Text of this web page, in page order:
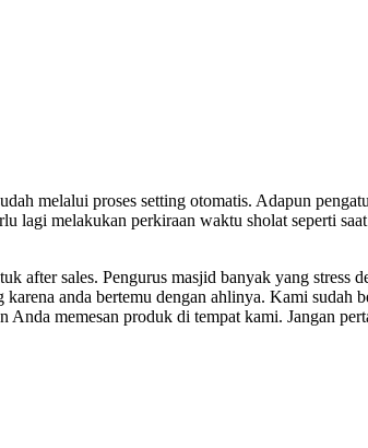
melalui proses setting otomatis. Adapun
melakukan perkiraan waktu sholat seperti
after sales. Pengurus masjid banyak yang stress
anda bertemu dengan ahlinya. Kami sudah
memesan produk di tempat kami. Jangan